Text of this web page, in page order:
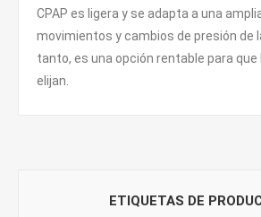
CPAP es ligera y se adapta a una
movimientos y cambios de presión de
tanto, es una opción rentable para
elijan.
ETIQUETAS DE